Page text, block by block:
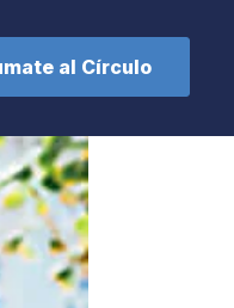
al Círculo